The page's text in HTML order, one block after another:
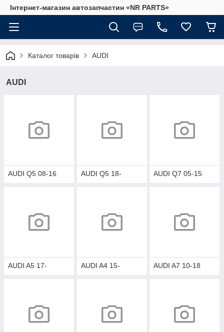
Інтернет-магазин автозапчастин «NR PARTS»
Каталог товарів AUDI
AUDI
AUDI Q5 08-16 AUDI Q5 18- AUDI Q7 05-15
AUDI A5 17- AUDI A4 15- AUDI A7 10-18